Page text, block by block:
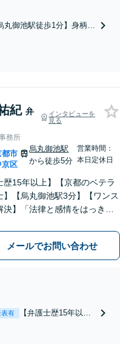
権など、幅広く対応。
離婚・男女問題は人生
応】
丸御池駅徒歩1分】身柄事
軽く迅速に動きます。
紀 弁
インタビューを
見る
務所
都市
京区
烏丸御池駅
から徒歩5分
営業時間：
本日定休日
歴15年以上】【京都のベテラ
】【烏丸御池駅3分】【ワンス
決】「法律と感情をはっきり
型コロナが原因の借金、不動
ども幅広く対応【女性弁護士
【初回相談30分無料】
メールでお問い合わせ
表有
【弁護士歴15年以